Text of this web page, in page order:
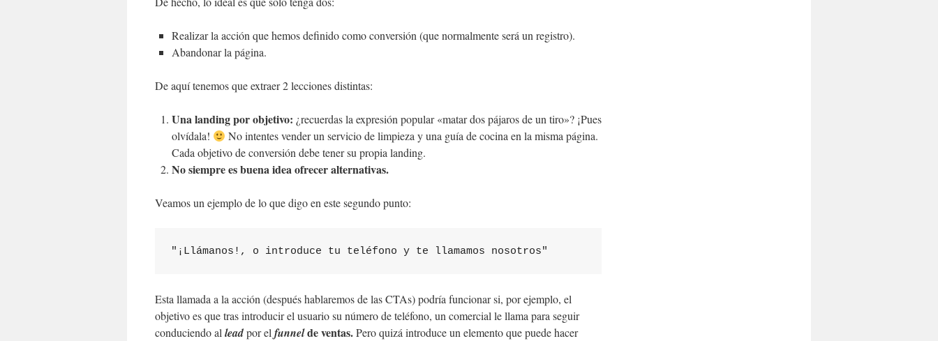
Realizar la acción que hemos definido como conversión (que normalmente será un registro).
Abandonar la página.
De aquí tenemos que extraer 2 lecciones distintas:
Una landing por objetivo: ¿recuerdas la expresión popular «matar dos pájaros de un tiro»? ¡Pues
olvídala!
No intentes vender un servicio de limpieza y una guía de cocina en la misma página.
Cada objetivo de conversión debe tener su propia landing.
No siempre es buena idea ofrecer alternativas.
Veamos un ejemplo de lo que digo en este segundo punto:
"¡Llámanos!, o introduce tu teléfono y te llamamos nosotros"
Esta llamada a la acción (después hablaremos de las CTAs) podría funcionar si, por ejemplo, el
objetivo es que tras introducir el usuario su número de teléfono, un comercial le llama para seguir
conduciendo al leadpor el funnelde ventas.Pero quizá introduce un elemento que puede hacer